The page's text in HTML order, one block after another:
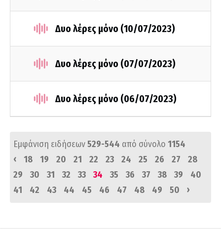
Δυο λέρες μόνο (10/07/2023)
Δυο λέρες μόνο (07/07/2023)
Δυο λέρες μόνο (06/07/2023)
Εμφάνιση ειδήσεων529-544 από σύνολο 1154
‹
18 19 20 21 22 23 24 25 26 27
28
29
30 31 32 33 34 35 36 37 38 39
40
41
42 43 44 45 46 47 48 49 50 ›